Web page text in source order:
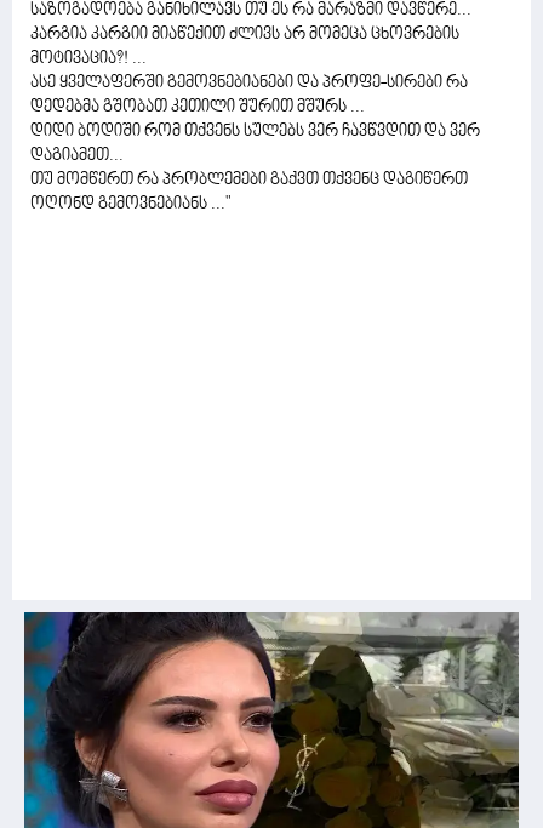
საზოგადოება განიხილავს თუ ეს რა მარაზმი დავწერე...
კარგია კარგიი მიაწექით ძლივს არ მომეცა ცხოვრების
მოტივაცია?! ...
ასე ყველაფერში გემოვნებიანები და პროფე-სირები რა
დედებმა გშობათ კეთილი შურით მშურს ...
დიდი ბოდიში რომ თქვენს სულებს ვერ ჩავწვდით და ვერ
დაგიამეთ...
თუ მომწერთ რა პრობლემები გაქვთ თქვენც დაგიწერთ
ოღონდ გემოვნებიანს ..."